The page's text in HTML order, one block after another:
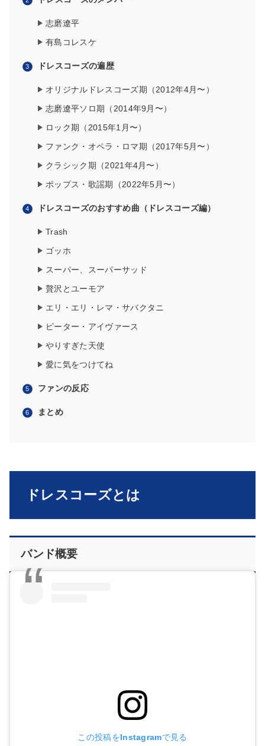
志磨遼平
有島コレスケ
ドレスコーズの遍歴
オリジナルドレスコーズ期（2012年4月〜）
志磨遼平ソロ期（2014年9月〜）
ロック期（2015年1月〜）
ファンク・オペラ・ロマ期（2017年5月〜）
クラシック期（2021年4月〜）
ポップス・歌謡期（2022年5月〜）
ドレスコーズのおすすめ曲（ドレスコーズ編）
Trash
ゴッホ
スーパー、スーパーサッド
贅沢とユーモア
エリ・エリ・レマ・サバクタニ
ピーター・アイヴァース
やりすぎた天使
愛に気をつけてね
ファンの反応
まとめ
ドレスコーズとは
バンド概要
この投稿をInstagramで見る